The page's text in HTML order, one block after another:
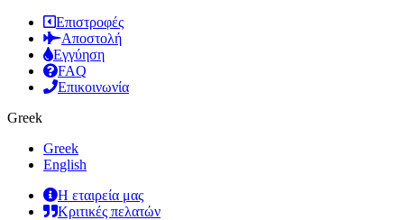
Επιστροφές
Αποστολή
Εγγύηση
FAQ
Επικοινωνία
Greek
Greek
English
Η εταιρεία μας
Κριτικές πελατών